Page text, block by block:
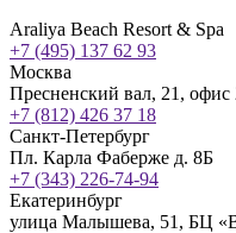
Araliya Beach Resort & Spa
+7 (495) 137 62 93
Москва
Пресненский вал, 21, офис
+7 (812) 426 37 18
Санкт-Петербург
Пл. Карла Фаберже д. 8Б
+7 (343) 226-74-94
Екатеринбург
улица Малышева, 51, БЦ